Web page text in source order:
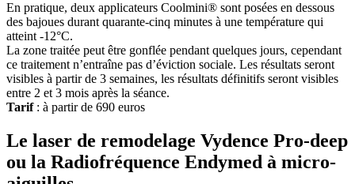
En pratique, deux applicateurs Coolmini® sont posées en dessous
des bajoues durant quarante-cinq minutes à une température qui
atteint -12°C.
La zone traitée peut être gonflée pendant quelques jours, cependant
ce traitement n’entraîne pas d’éviction sociale. Les résultats seront
visibles à partir de 3 semaines, les résultats définitifs seront visibles
entre 2 et 3 mois après la séance.
Tarif: à partir de 690 euros
Le laser de remodelage Vydence Pro-deep
ou la Radiofréquence Endymed à micro-